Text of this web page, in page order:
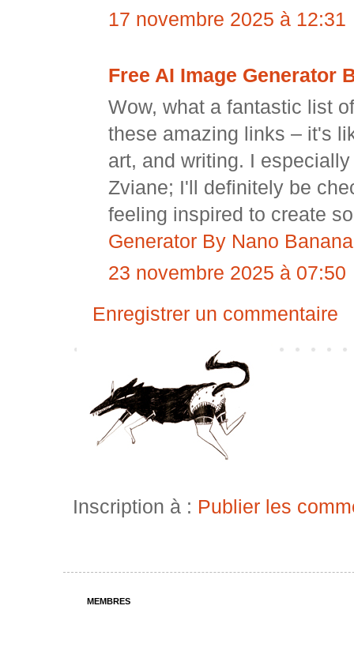
17 novembre 2025 à 12:31
Free AI Image Generator
Wow, what a fantastic list
these amazing links – it's
art, and writing. I
Zviane; I'll definitely be
feeling inspired to create
Generator By Nano
23 novembre 2025 à 07:50
Enregistrer un commentaire
Inscription à : Publier les
MEMBRES